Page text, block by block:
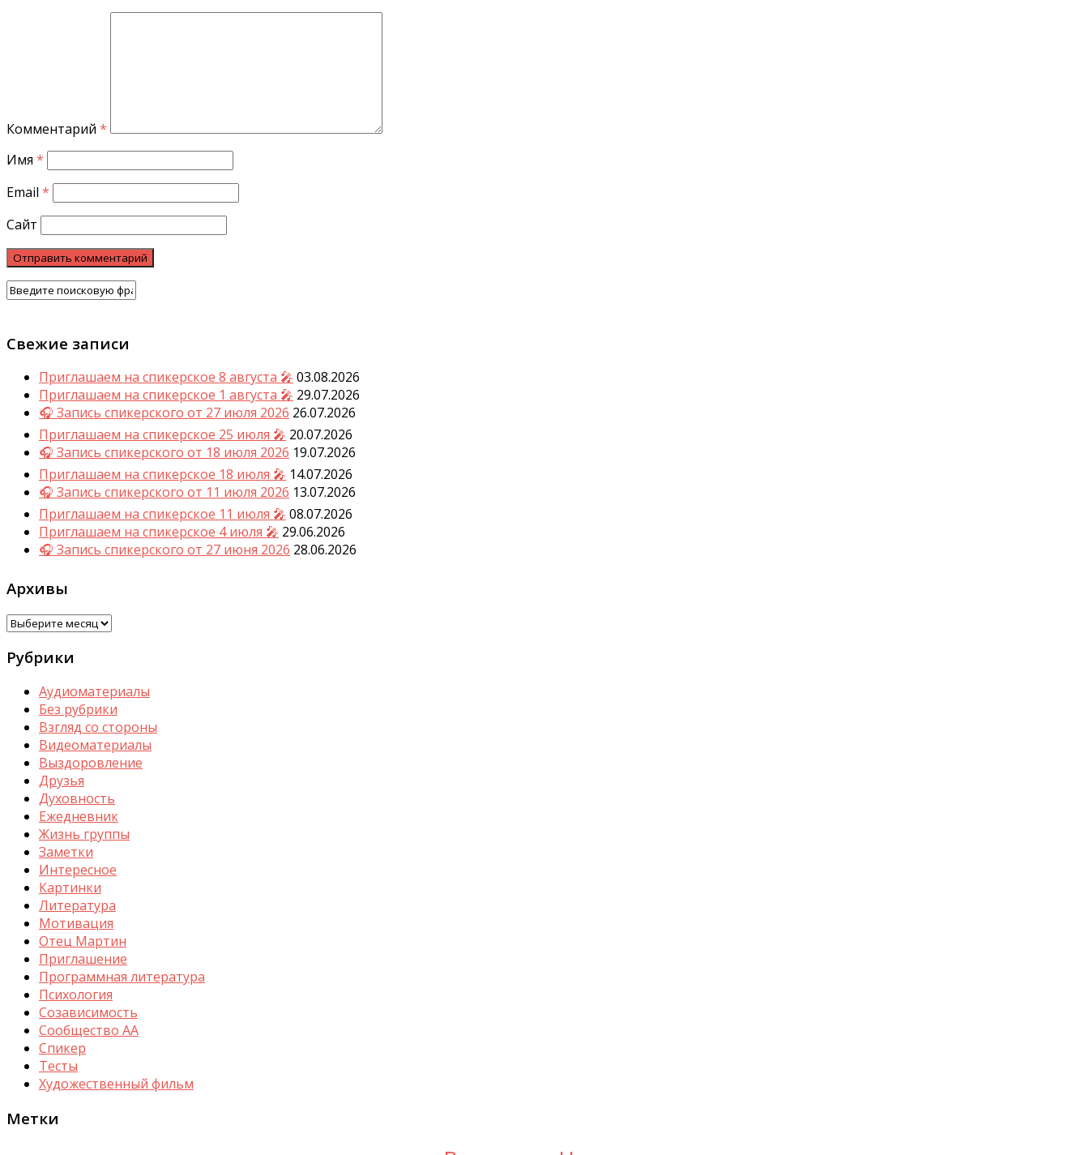
Комментарий *
Имя *
Email *
Сайт
Свежие записи
Приглашаем на спикерское 8 августа 🎤 03.08.2026
Приглашаем на спикерское 1 августа 🎤 29.07.2026
🎧 Запись спикерского от 27 июля 2026 26.07.2026
Приглашаем на спикерское 25 июля 🎤 20.07.2026
🎧 Запись спикерского от 18 июля 2026 19.07.2026
Приглашаем на спикерское 18 июля 🎤 14.07.2026
🎧 Запись спикерского от 11 июля 2026 13.07.2026
Приглашаем на спикерское 11 июля 🎤 08.07.2026
Приглашаем на спикерское 4 июля 🎤 29.06.2026
🎧 Запись спикерского от 27 июня 2026 28.06.2026
Архивы
Архивы
Рубрики
Аудиоматериалы
Без рубрики
Взгляд со стороны
Видеоматериалы
Выздоровление
Друзья
Духовность
Ежедневник
Жизнь группы
Заметки
Интересное
Картинки
Литература
Мотивация
Отец Мартин
Приглашение
Программная литература
Психология
Созависимость
Сообщество АА
Спикер
Тесты
Художественный фильм
Метки